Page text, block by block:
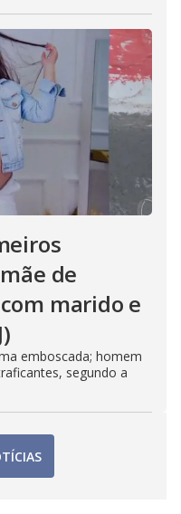
de
marido e
emboscada; homem
segundo a